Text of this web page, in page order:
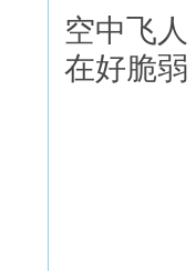
空中飞
在好脆